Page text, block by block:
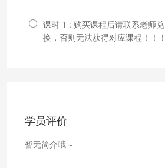
课时 1 : 购买课程后请联系老师兑
换，否则无法获得对应课程！！！
学员评价
暂无简介哦～